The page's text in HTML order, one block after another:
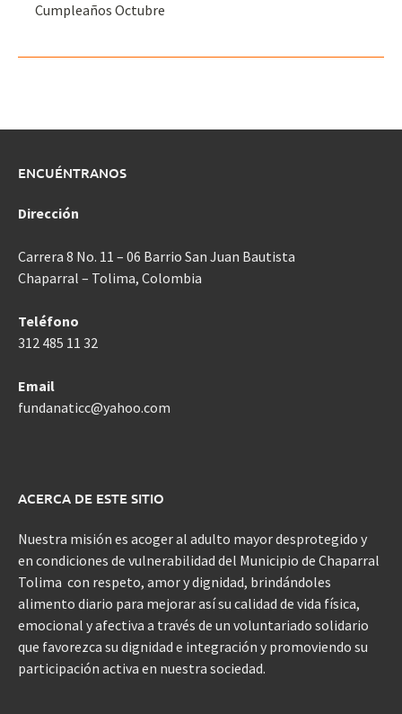
Cumpleaños Octubre
ENCUÉNTRANOS
Dirección
Carrera 8 No. 11 – 06 Barrio San Juan Bautista
Chaparral – Tolima, Colombia
Teléfono
312 485 11 32
Email
fundanaticc@yahoo.com
ACERCA DE ESTE SITIO
Nuestra misión es acoger al adulto mayor desprotegido y
en condiciones de vulnerabilidad del Municipio de Chaparral
Tolima con respeto, amor y dignidad, brindándoles
alimento diario para mejorar así su calidad de vida física,
emocional y afectiva a través de un voluntariado solidario
que favorezca su dignidad e integración y promoviendo su
participación activa en nuestra sociedad.